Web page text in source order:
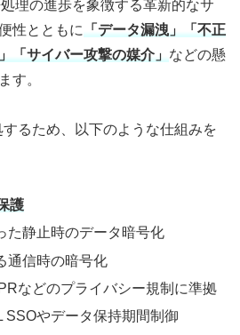
理の進歩を象徴する革新的なサ
性とともに
「データ漏洩」「不正
「サイバー攻撃の媒介」 などの懸
す。
るため、以下のような仕組みを
護
た静止時のデータ暗号化
通信時の暗号化
などのプライバシー規制に準拠
SSOやデータ保持期間制御